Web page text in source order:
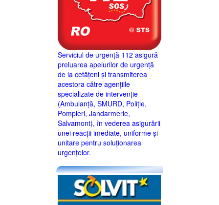
Serviciul de urgență 112 asigură
preluarea apelurilor de urgență
de la cetățeni și transmiterea
acestora către agențiile
specializate de intervenție
(Ambulanță, SMURD, Poliție,
Pompieri, Jandarmerie,
Salvamont), în vederea asigurării
unei reacții imediate, uniforme și
unitare pentru soluționarea
urgențelor.